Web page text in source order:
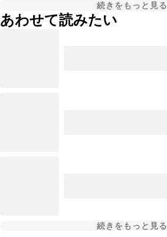
続きをもっと見る
あわせて読みたい
続きをもっと見る